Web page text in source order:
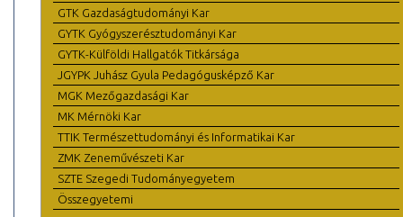
GTK Gazdaságtudományi Kar
GYTK Gyógyszerésztudományi Kar
GYTK-Külföldi Hallgatók Titkársága
JGYPK Juhász Gyula Pedagógusképző Kar
MGK Mezőgazdasági Kar
MK Mérnöki Kar
TTIK Természettudományi és Informatikai Kar
ZMK Zeneművészeti Kar
SZTE Szegedi Tudományegyetem
Összegyetemi